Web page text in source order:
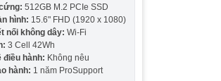
512GB M.2 PCIe SSD
hình: 15.6" FHD (1920 x 1080)
nối không dây: Wi-Fi
3 Cell 42Wh
điều hành: Không nêu
hành: 1 năm ProSupport